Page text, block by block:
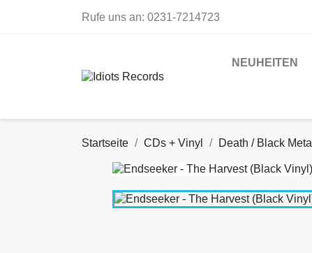
Rufe uns an: 0231-7214723
NEUHEITEN
Startseite CDs + Vinyl Death / Black Metal